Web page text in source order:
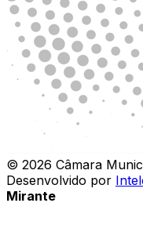
© 2026 Câmara
Desenvolvido por
Mirante